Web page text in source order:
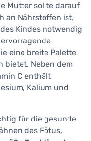
Mutter sollte darauf
an Nährstoffen ist,
Kindes notwendig
eine breite Palette
bietet. Neben dem
C enthält
Kalium und
für die gesunde
des Fötus,